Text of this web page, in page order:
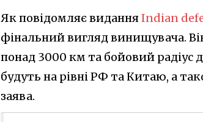
Як повідомляє виданняIndian
фінальний вигляд винищувача.
понад 3000 км та бойовий радіус
будуть на рівні РФ та Китаю, а
заява.